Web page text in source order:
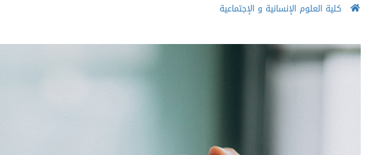
كلية العلوم الإنسانية و الإجتماعية